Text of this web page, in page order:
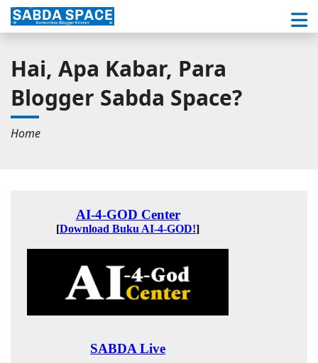
Hai, Apa Kabar, Para
Blogger Sabda Space?
Home